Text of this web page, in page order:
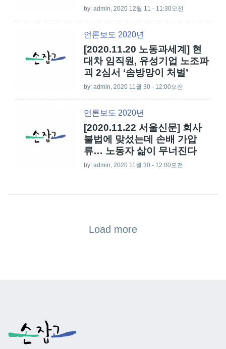
by: admin, 2020 12월 11 - 11:30오전
언론보도 2020년
[2020.11.20 노동과세계] 현
대차 임직원, 유성기업 노조파
괴 2심서 ‘솜방망이 처벌’
by: admin, 2020 11월 30 - 12:00오전
언론보도 2020년
[2020.11.22 서울신문] 회사
불법에 맞섰는데 손배 가압
류… 노동자 삶이 무너진다
by: admin, 2020 11월 30 - 12:00오전
Load more